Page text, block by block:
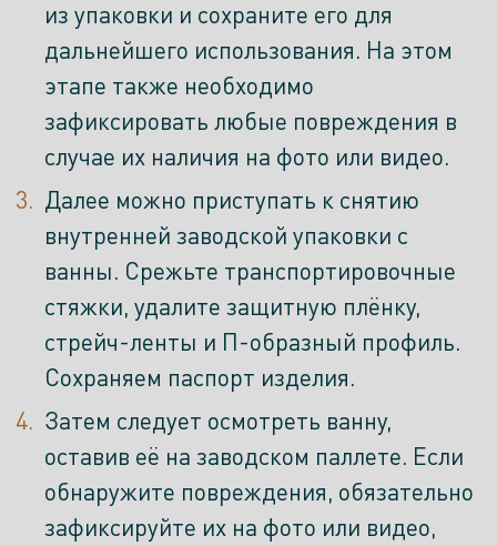
из упаковки и сохраните его для
дальнейшего использования. На этом
этапе также необходимо
зафиксировать любые повреждения в
случае их наличия на фото или видео.
Далее можно приступать к снятию
внутренней заводской упаковки с
ванны. Срежьте транспортировочные
стяжки, удалите защитную плёнку,
стрейч-ленты и П-образный профиль.
Сохраняем паспорт изделия.
Затем следует осмотреть ванну,
оставив её на заводском паллете. Если
обнаружите повреждения, обязательно
зафиксируйте их на фото или видео,